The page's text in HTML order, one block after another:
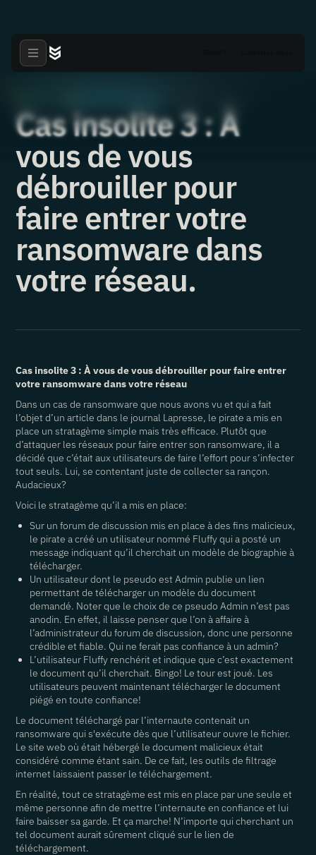
Cas insolite 3 : À
vous de vous
débrouiller pour
faire entrer votre
ransomware dans
votre réseau.
Cas insolite 3 : À vous de vous débrouiller pour faire entrer
votre ransomware dans votre réseau
Dans un cas de ransomware que nous avons vu et qui a fait
l’objet d’un article dans le journal Lapresse, le pirate a mis en
place un stratagème simple mais très efficace. Plutôt que
d’attaquer les réseaux pour faire entrer son ransomware, il a
décidé que c’était aux utilisateurs de faire l’effort pour s’infecter
tout seuls. Lui, se contentant juste de collecter sa rançon.
Audacieux?
Voici le stratagème qu’il a mis en place:
Sur un forum de discussion mis en place à des fins malicieux,
le pirate a créé un utilisateur nommé Fluffy qui a posté un
message indiquant qu’il cherchait un modèle de biographie à
télécharger.
Un utilisateur dont le pseudo est Admin publie un lien
permettant de télécharger un modèle du document
demandé. Noter que le choix de ce pseudo Admin n’est pas
anodin. En effet, il laisse penser que l’on à affaire à
l’administrateur du forum de discussion, donc une personne
crédible et fiable. Qui ne ferait pas confiance à un admin?
L’utilisateur Fluffy renchérit et indique que c’est exactement
le document qu’il cherchait. Bingo! Le tour est joué. Les
utilisateurs peuvent maintenant télécharger le document
piégé en toute confiance!
Le document téléchargé par l’internaute contenait un
ransomware qui s'exécute dès que l’utilisateur ouvre le fichier.
Le site web où était hébergé le document malicieux était
considéré comme étant sain. De ce fait, les outils de filtrage
internet laissaient passer le téléchargement.
En réalité, tout ce stratagème est mis en place par une seule et
même personne afin de mettre l’internaute en confiance et lui
faire baisser sa garde. Et ça marche! N’importe qui cherchant un
tel document aurait sûrement cliqué sur le lien de
téléchargement.